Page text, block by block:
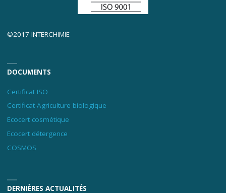
©2017 INTERCHIMIE
DOCUMENTS
Certificat ISO
Certificat Agriculture biologique
Ecocert cosmétique
Ecocert détergence
COSMOS
DERNIÈRES ACTUALITÉS